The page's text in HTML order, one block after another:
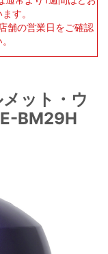
す。
舗の営業日をご確認
ット・ウ
BM29H